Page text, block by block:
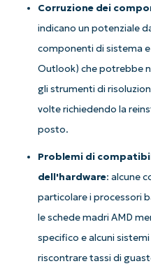
Corruzione dei
indicano un potenziale
componenti di sistema
Outlook) che potrebbe
gli strumenti di
volte richiedendo la
posto.
Problemi di
dell'hardware: alcune
particolare i processori
le schede madri AMD
specifico e alcuni
riscontrare tassi di
Paese
Company